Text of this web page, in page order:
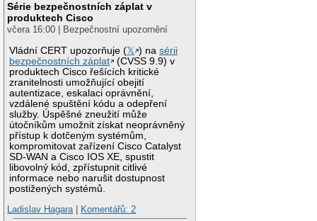
Série bezpečnostních záplat v
produktech Cisco
včera 16:00 | Bezpečnostní upozornění
Vládní CERT upozorňuje (𝕏 ) nasérii
bezpečnostních záplat
(CVSS 9.9) v
produktech Cisco řešících kritické
zranitelnosti umožňující obejití
autentizace, eskalaci oprávnění,
vzdálené spuštění kódu a odepření
služby. Úspěšné zneužití může
útočníkům umožnit získat neoprávněný
přístup k dotčeným systémům,
kompromitovat zařízení Cisco Catalyst
SD-WAN a Cisco IOS XE, spustit
libovolný kód, zpřístupnit citlivé
informace nebo narušit dostupnost
postižených systémů.
Ladislav Hagara| Komentářů: 2